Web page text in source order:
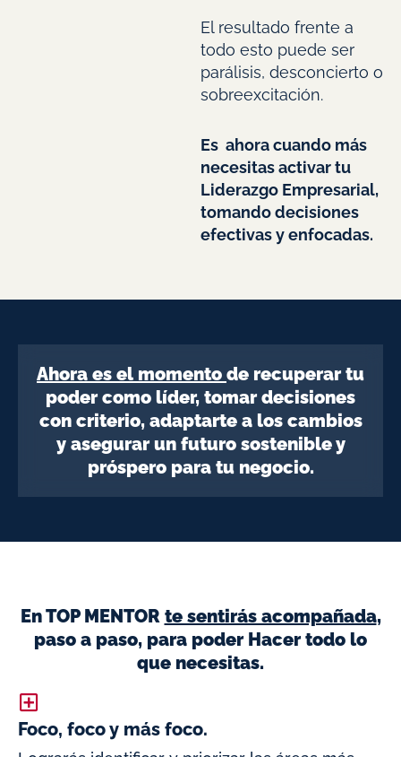
El resultado frente a
todo esto puede ser
parálisis, desconcierto o
sobreexcitación.
Es ahora cuando más
necesitas activar tu
Liderazgo Empresarial,
tomando decisiones
efectivas y enfocadas.
Ahora es el momento de recuperar tu
poder como líder, tomar decisiones
con criterio, adaptarte a los cambios
y asegurar un futuro sostenible y
próspero para tu negocio.
En TOP MENTOR te sentirás acompañada,
paso a paso, para poder Hacer todo lo
que necesitas.
Foco, foco y más foco.